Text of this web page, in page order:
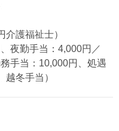
護福祉士）
夜勤手当：4,000円／
手当：10,000円、処遇
冬手当）